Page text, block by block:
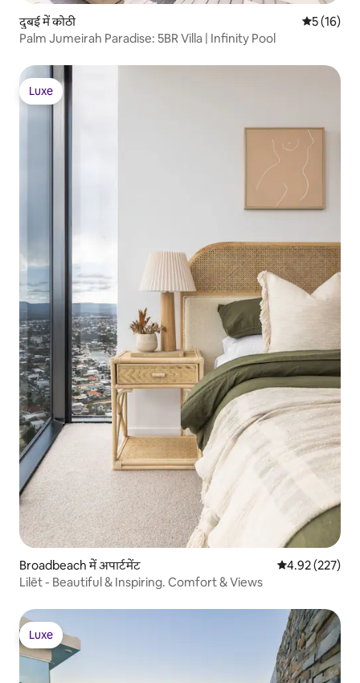
दुबई में कोठी औसत रेटिंग
5 (16)
Palm Jumeirah Paradise: 5BR Villa | Infinity Pool
Luxe
Luxe
Broadbeach में अपार्टमेंट औसत रेटिंग 5 में से
4.92 (227)
Lilēt - Beautiful & Inspiring. Comfort & Views
Luxe
Luxe